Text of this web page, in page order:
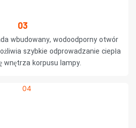
03
wbudowany, wodoodporny otwór
szybkie odprowadzanie ciepła
wnętrza korpusu lampy.